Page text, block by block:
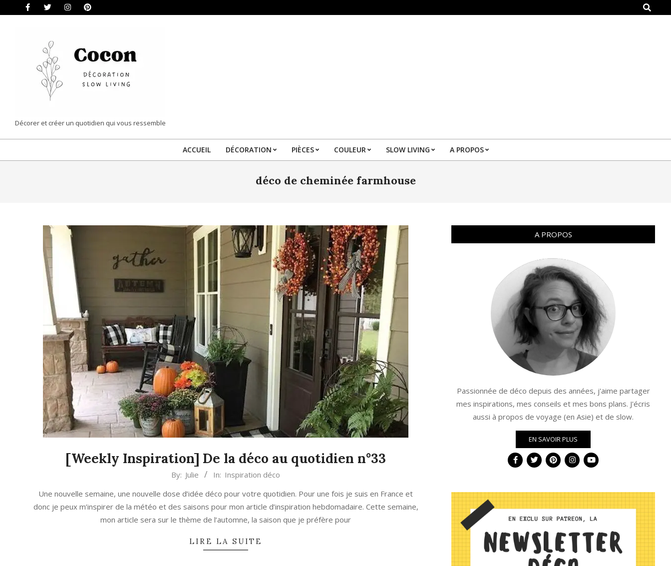
Search
COCON
|
DÉCORATION
Décorer et créer un quotidien qui vous ressemble
Primary
Menu
ACCUEIL DÉCORATION PIÈCES COULEUR SLOW LIVING A PROPOS
déco de cheminée farmhouse
[Weekly Inspiration] De la déco au quotidien n°33
By: Julie In: Inspiration déco
Une nouvelle semaine, une nouvelle dose d’idée déco pour votre quotidien. Pour une fois je suis en France et
donc je peux m’inspirer de la météo et des saisons pour mon article d’inspiration hebdomadaire. Cette semaine,
mon article sera sur le thème de l’automne, la saison que je préfère pour
LIRE LA SUITE
A PROPOS
Passionnée de déco depuis des années, j'aime partager
mes inspirations, mes conseils et mes bons plans. J'écris
aussi à propos de voyage (en Asie) et de slow.
EN SAVOIR PLUS